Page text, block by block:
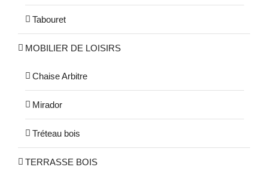
Tabouret
MOBILIER DE LOISIRS
Chaise Arbitre
Mirador
Tréteau bois
TERRASSE BOIS